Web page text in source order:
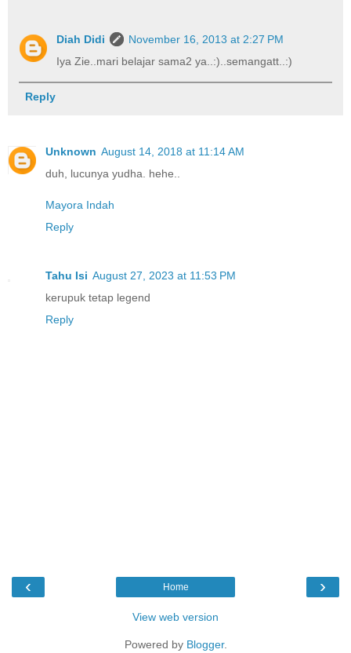
Diah Didi
November 16, 2013 at 2:27 PM
Iya Zie..mari belajar sama2 ya..:)..semangatt..:)
Reply
Unknown August 14, 2018 at 11:14 AM
duh, lucunya yudha. hehe..
Mayora Indah
Reply
Tahu Isi August 27, 2023 at 11:53 PM
kerupuk tetap legend
Reply
‹ ›
Home
View web version
Powered by Blogger.